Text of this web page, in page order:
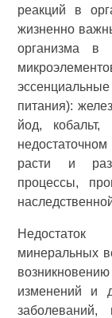
реакций в
жизненно
организма в
питания):
йод,
расти и
процессы,
минеральных
изменений и
заболеваний,